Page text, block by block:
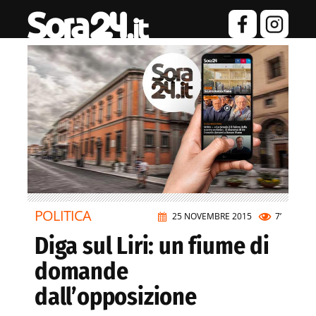
25 NOVEMBRE 2015 7’
POLITICA
Diga sul Liri: un fiume di
domande
dall’opposizione